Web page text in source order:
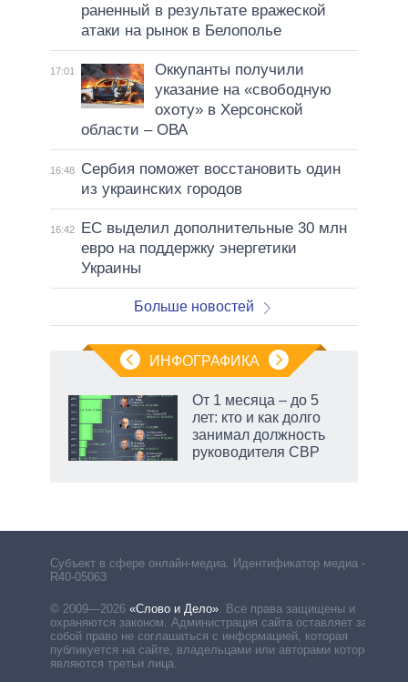
раненный в результате вражеской
атаки на рынок в Белополье
17:01
Оккупанты получили
указание на «свободную
охоту» в Херсонской
области – ОВА
16:48
Сербия поможет восстановить один
из украинских городов
16:42
ЕС выделил дополнительные 30 млн
евро на поддержку энергетики
Украины
Больше новостей
ИНФОГРАФИКА
От 1 месяца – до 5
лет: кто и как долго
занимал должность
руководителя СВР
Субъект в сфере онлайн-медиа. Идентификатор медиа –
R40-05063
© 2009—2026 «Слово и Дело» Все права защищены и
охраняются законом. Администрация сайта оставляет за
собой право не соглашаться с информацией, которая
публикуется на сайте, владельцами или авторами которой
являются третьи лица.